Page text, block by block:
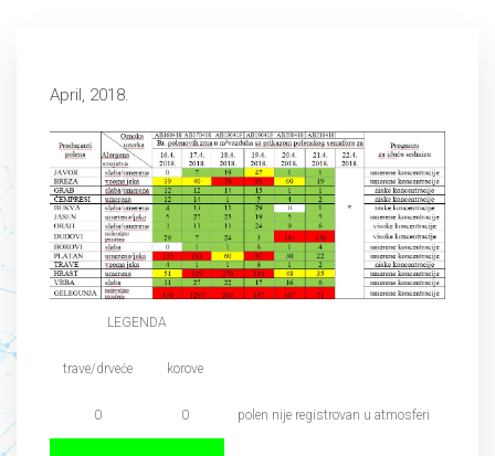
April, 2018.
LEGENDA
trave/drveće korove
0 0 polen nije registrovan u atmosferi